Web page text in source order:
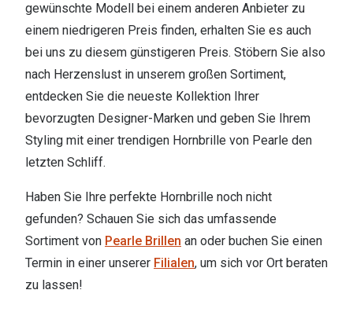
gewünschte Modell bei einem anderen Anbieter zu
einem niedrigeren Preis finden, erhalten Sie es auch
bei uns zu diesem günstigeren Preis. Stöbern Sie also
nach Herzenslust in unserem großen Sortiment,
entdecken Sie die neueste Kollektion Ihrer
bevorzugten Designer-Marken und geben Sie Ihrem
Styling mit einer trendigen Hornbrille von Pearle den
letzten Schliff.
Haben Sie Ihre perfekte Hornbrille noch nicht
gefunden? Schauen Sie sich das umfassende
Sortiment von Pearle Brillen an oder buchen Sie einen
Termin in einer unserer Filialen, um sich vor Ort beraten
zu lassen!